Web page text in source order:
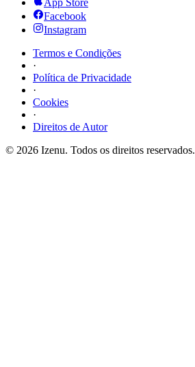
App Store
Facebook
Instagram
Termos e Condições
·
Política de Privacidade
·
Cookies
·
Direitos de Autor
© 2026 Izenu. Todos os direitos reservados.